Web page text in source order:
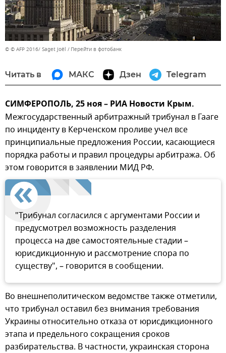
© © AFP 2016/ Saget Joël Перейти в фотобанк
Читать в МАКС Дзен Telegram
СИМФЕРОПОЛЬ, 25 ноя – РИА Новости Крым.
Межгосударственный арбитражный трибунал в Гааге
по инциденту в Керченском проливе учел все
принципиальные предложения России, касающиеся
порядка работы и правил процедуры арбитража. Об
этом говорится в заявлении МИД РФ.
"Трибунал согласился с аргументами России и
предусмотрел возможность разделения
процесса на две самостоятельные стадии –
юрисдикционную и рассмотрение спора по
существу", – говорится в сообщении.
Во внешнеполитическом ведомстве также отметили,
что трибунал оставил без внимания требования
Украины относительно отказа от юрисдикционного
этапа и предельного сокращения сроков
разбирательства. В частности, украинская сторона